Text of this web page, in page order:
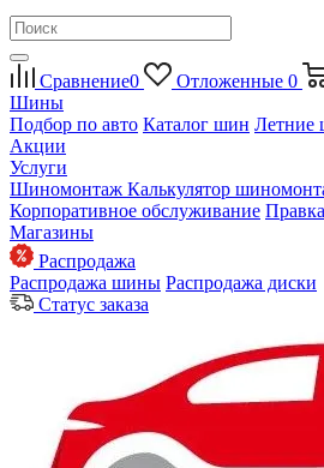
Сравнение0 Отложенные 0
Шины
Подбор по авто Каталог шин Летние
Акции
Услуги
Шиномонтаж Калькулятор
Корпоративное обслуживание
Магазины
Распродажа
Распродажа шины Распродажа диски
Статус заказа